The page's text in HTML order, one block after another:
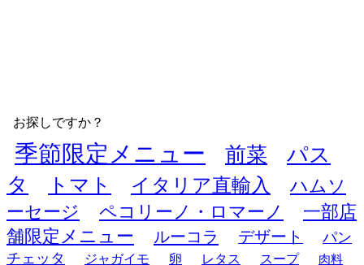
お探しですか？
季節限定メニュー 前菜
パス
タ
トマト イタリア直輸入
ハムソ
ーセージ
ペコリーノ・ロマーノ
一部店
舗限定メニュー
ルーコラ デザート
パン
チェッタ
ジャガイモ 卵 レタス スープ 肉料